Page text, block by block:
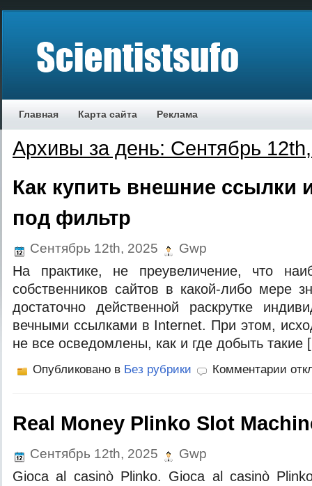
Главная Карта сайта Реклама
Архивы за день: Сентябрь
Как купить внешние ссылки
под фильтр
Сентябрь 12th, 2025 Gwp
На практике, не преувеличение, что
собственников сайтов в какой-либо мере
достаточно действенной раскрутке
вечными ссылками в Internet. При этом,
не все осведомлены, как и где добыть
Опубликовано в Без рубрики Комментарии
Real Money Plinko Slot
Сентябрь 12th, 2025 Gwp
Gioca al casinò Plinko. Gioca al casinò